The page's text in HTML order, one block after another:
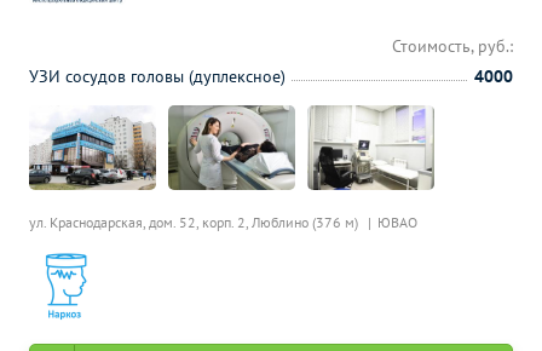
ул. Краснодарская, дом. 52, корп. 2, Люблино (376 м) ЮВАО
Стоимость, руб.:
УЗИ сосудов головы (дуплексное)
4000